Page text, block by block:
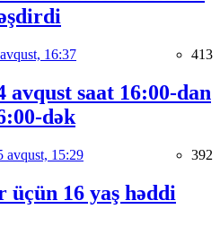
16:37 413
avqust saat 16:00-dan
dək
avqust, 15:29 392
üçün 16 yaş həddi